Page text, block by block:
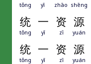
tǒng yī zhāo shēng
统 一 资 源
tǒng yī zī yuán
统 一 资 源
tǒng yī zī yuán